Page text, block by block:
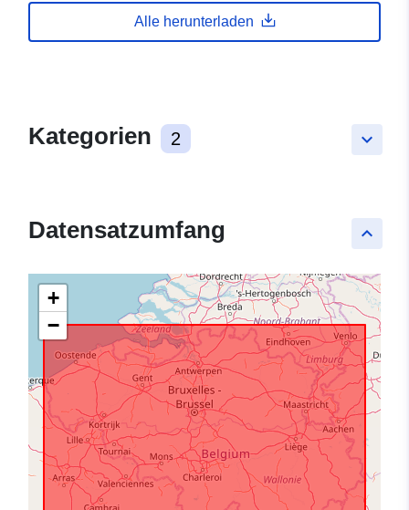
Alle herunterladen
keyboard_arrow_down
Kategorien 2
keyboard_arrow_up
Datensatzumfang
+
−